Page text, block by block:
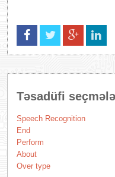
Təsadüfi
Speech Recognition
End
Perform
About
Over type